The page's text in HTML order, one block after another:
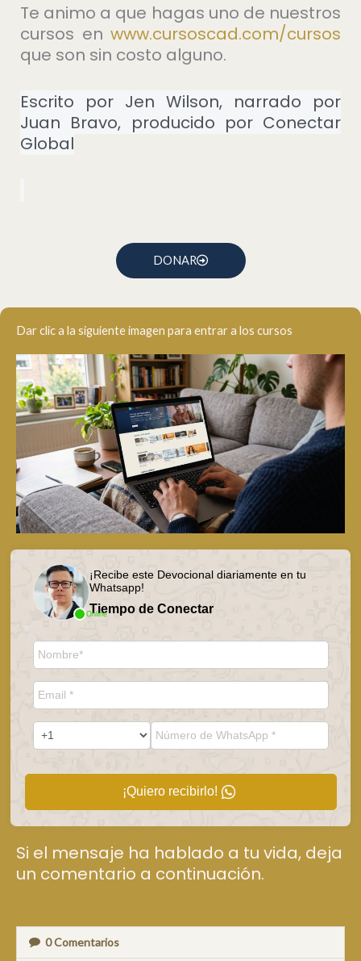
Te animo a que hagas uno de nuestros
cursos en ⁠www.cursoscad.com/cursos⁠
que son sin costo alguno.
Escrito por Jen Wilson, narrado por
Juan Bravo, producido por Conectar
Global
DONAR
Dar clic a la siguiente imagen para entrar a los cursos
Online
¡Recibe este Devocional diariamente en tu
Whatsapp!
Tiempo de Conectar
¡Quiero recibirlo!
Si el mensaje ha hablado a tu vida, deja
un comentario a continuación.
0Comentarios